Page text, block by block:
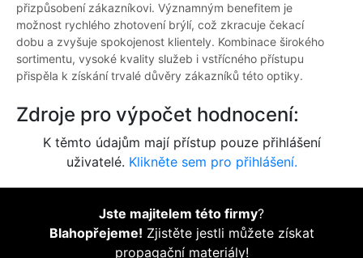
přizpůsobení zákazníkovi. Významným benefitem je
možnost rychlého zhotovení brýlí, což zkracuje čekací
dobu a zvyšuje spokojenost klientely. Kombinace širokého
sortimentu, vysoké kvality služeb i vstřícného přístupu
přispěla k získání trvalé důvěry zákazníků této optiky.
Zdroje pro výpočet hodnocení:
K těmto údajům mají přístup pouze přihlášení
uživatelé. Klikněte sem pro přihlášení.
Jste majitelem této firmy?
Blahopřejeme! Zjistěte jestli můžete získat
propagační materiály!